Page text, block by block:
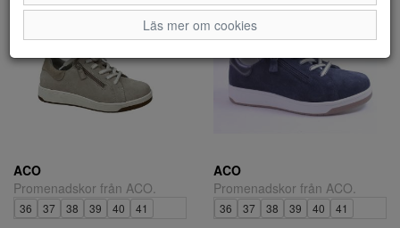
ACO
Promenadskor från ACO.
36 37 38 39 40 41
ACO
Promenadskor från ACO.
36 37 38 39 40 41
Läs mer om cookies